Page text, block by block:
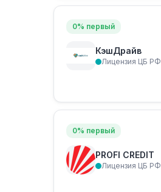
0% первый
КэшДрайв
Лицензия ЦБ РФ
0% первый
PROFI CREDIT
Лицензия ЦБ РФ